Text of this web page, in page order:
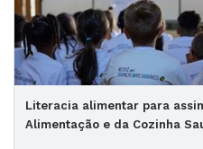
Literacia alimentar para
Alimentação e da Cozinha